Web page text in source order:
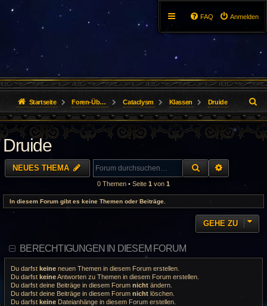
Anmelden
FAQ
Startseite Foren-Übersicht Cataclysm Klassen Druide
u
c
Druide
NEUES THEMA SUCHE
0 Themen • Seite 1 von 1
In diesem Forum gibt es keine Themen oder Beiträge.
GEHE ZU
BERECHTIGUNGEN IN DIESEM FORUM
Du darfst keine neuen Themen in diesem Forum erstellen.
Du darfst keineAntworten zu Themen in diesem Forum erstellen.
Du darfst deine Beiträge in diesem Forum nicht ändern.
Du darfst deine Beiträge in diesem Forum nicht löschen.
Du darfst keine Dateianhänge in diesem Forum erstellen.